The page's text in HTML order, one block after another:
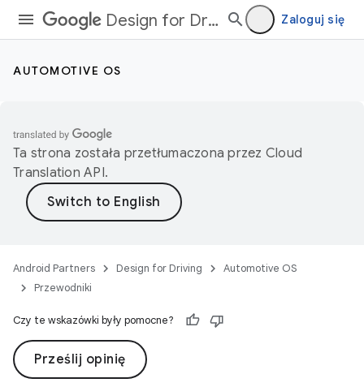
Design for Driving Zaloguj się
AUTOMOTIVE OS
Ta strona została przetłumaczona przez Cloud
Translation API.
Android Partners Design for Driving
Automotive OS
Przewodniki
Czy te wskazówki były pomocne?
Prześlij opinię